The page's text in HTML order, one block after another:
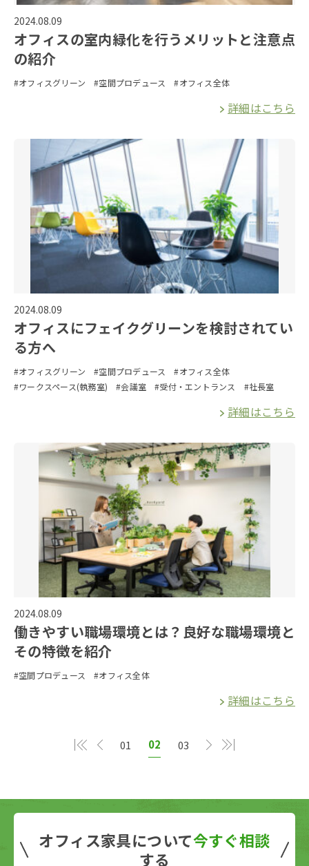
2024.08.09
オフィスの室内緑化を行うメリットと注意点
の紹介
#オフィスグリーン #空間プロデュース #オフィス全体
詳細はこちら
2024.08.09
オフィスにフェイクグリーンを検討されてい
る方へ
#オフィスグリーン #空間プロデュース
#オフィス全体
#ワークスペース(執務室)
#会議室 #受付・エントランス #社長室
詳細はこちら
2024.08.09
働きやすい職場環境とは？良好な職場環境と
その特徴を紹介
#空間プロデュース #オフィス全体
詳細はこちら
01 02 03
オフィス家具について今すぐ相談
する